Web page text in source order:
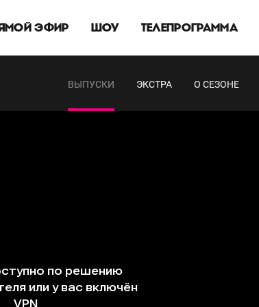
ЭФИР ШОУ ТЕЛЕПРОГРАММА
ВЫПУСКИ ЭКСТРА О СЕЗОНЕ